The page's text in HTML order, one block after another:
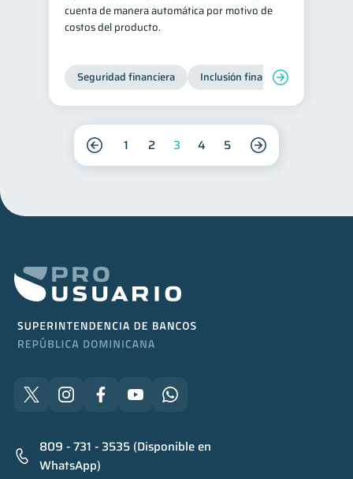
cuenta de manera automática por motivo de
costos del producto.
Seguridad financiera Inclusión financiera
1 2 3 4 5
809 - 731 - 3535 (Disponible en
WhatsApp)